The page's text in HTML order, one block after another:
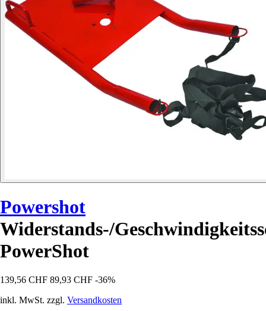
Powershot
Widerstands-/
PowerShot
139,56 CHF 89,93 CHF -36%
inkl. MwSt. zzgl. Versandkosten